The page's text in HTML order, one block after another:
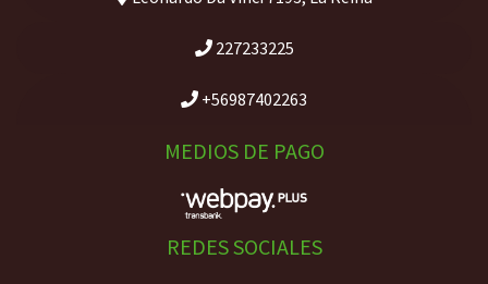
227233225
+56987402263
MEDIOS DE PAGO
REDES SOCIALES